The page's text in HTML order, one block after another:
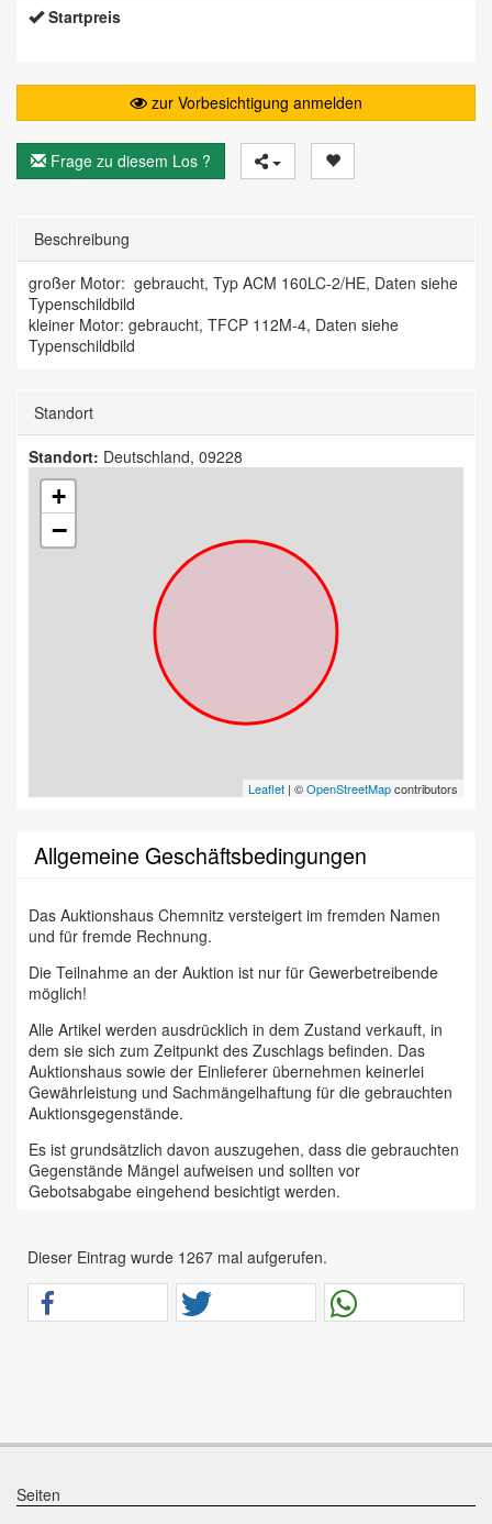
Startpreis
zur Vorbesichtigung anmelden
Frage zu diesem Los ?
Beschreibung
großer Motor: gebraucht, Typ ACM 160LC-2/HE, Daten siehe
Typenschildbild
kleiner Motor: gebraucht, TFCP 112M-4, Daten siehe
Typenschildbild
Standort
Standort: Deutschland, 09228
+
−
Leaflet | ©OpenStreetMapcontributors
Allgemeine Geschäftsbedingungen
Das Auktionshaus Chemnitz versteigert im fremden Namen
und für fremde Rechnung.
Die Teilnahme an der Auktion ist nur für Gewerbetreibende
möglich!
Alle Artikel werden ausdrücklich in dem Zustand verkauft, in
dem sie sich zum Zeitpunkt des Zuschlags befinden. Das
Auktionshaus sowie der Einlieferer übernehmen keinerlei
Gewährleistung und Sachmängelhaftung für die gebrauchten
Auktionsgegenstände.
Es ist grundsätzlich davon auszugehen, dass die gebrauchten
Gegenstände Mängel aufweisen und sollten vor
Gebotsabgabe eingehend besichtigt werden.
dass sämtliche zum Verkauf stehende Artikel ungeprüft sind.
Bei allen zum Verkauf stehenden Fahrzeugen und Maschinen
ist davon auszugehen, dass diese bereits einen nicht
unerheblichen Vorschaden erlitten haben.
Wir weisen eindringlich darauf hin, dass Gebote nur
einverstanden sind und diese bedingungslos akzeptieren.
Dieser Eintrag wurde 1267 mal aufgerufen.
Seiten